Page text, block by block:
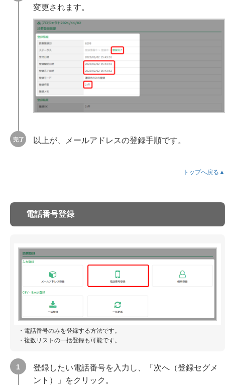
変更されます。
以上が、メールアドレスの登録手順です。
トップへ戻る▲
電話番号登録
・電話番号のみを登録する方法です。
・複数リストの一括登録も可能です。
登録したい電話番号を入力し、「次へ（登録セグメ
ント）」をクリック。